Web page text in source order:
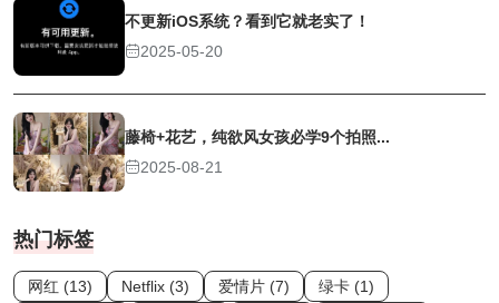
不更新iOS系统？看到它就老实了！
2025-05-20
藤椅+花艺，纯欲风女孩必学9个拍照...
2025-08-21
热门标签
网红 (13) Netflix (3) 爱情片 (7)
绿卡 (1)